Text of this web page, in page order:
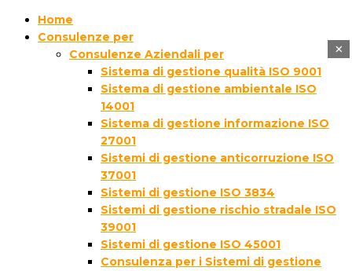
Home
Consulenze per
Consulenze Aziendali per
Sistema di gestione qualità ISO 9001
Sistema di gestione ambientale ISO
14001
Sistema di gestione informazione ISO
27001
Sistemi di gestione anticorruzione ISO
37001
Sistemi di gestione ISO 3834
Sistemi di gestione rischio stradale ISO
39001
Sistemi di gestione ISO 45001
Consulenza per i Sistemi di gestione
×